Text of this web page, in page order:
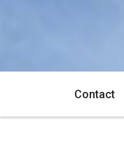
Contact